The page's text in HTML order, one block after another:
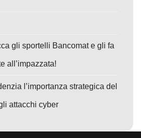
gli sportelli Bancomat e gli fa
all’impazzata!
l’importanza strategica del
attacchi cyber